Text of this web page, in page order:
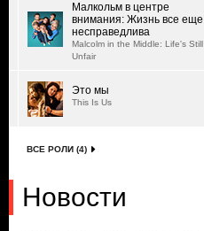
Малкольм в центре
внимания: Жизнь все еще
несправедлива
Malcolm in the Middle: Life's Still
Unfair
Это мы
This Is Us
ВСЕ РОЛИ (4)
Новости